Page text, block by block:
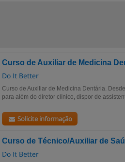
Curso de Auxiliar de Medicina
Do It Better
Curso de Auxiliar de Medicina Dentária.
para além do diretor clínico, dispor de
Solicite informação
Curso de Técnico/Auxiliar de
Do It Better